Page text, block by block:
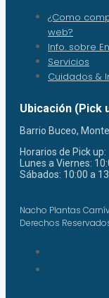
¿Como
web?
Info. sobre
Servicios
Cuidados &
Ubicación (Pick
Barrio Buceo,
Horarios de Pick up:
Lunes a Viernes:
Sábados: 10:00 a
Nacho Plantas
Derechos